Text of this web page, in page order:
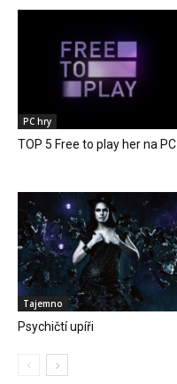
PC hry
TOP 5 Free to play her na PC
Tajemno
Psychičtí upíři